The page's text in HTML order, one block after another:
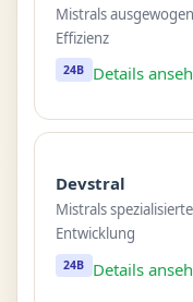
Mistrals
Effizienz
24B Details
Devstral
Mistrals
Entwicklung
24B Details